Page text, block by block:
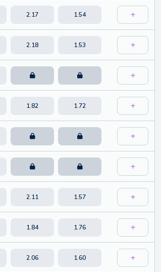
2.17 1.54
2.18 1.53
1.82 1.72
2.11 1.57
1.84 1.76
2.06 1.60